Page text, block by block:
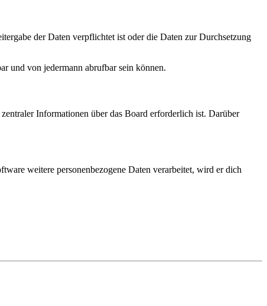
der Daten verpflichtet ist oder die Daten zur Durchsetzung
und von jedermann abrufbar sein können.
Informationen über das Board erforderlich ist. Darüber
weitere personenbezogene Daten verarbeitet, wird er dich